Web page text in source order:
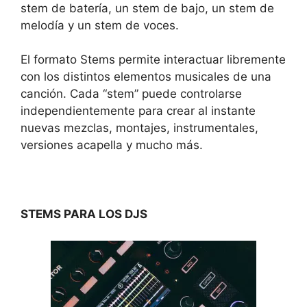
stem de batería, un stem de bajo, un stem de
melodía y un stem de voces.
El formato Stems permite interactuar libremente
con los distintos elementos musicales de una
canción. Cada “stem” puede controlarse
independientemente para crear al instante
nuevas mezclas, montajes, instrumentales,
versiones acapella y mucho más.
STEMS PARA LOS DJS